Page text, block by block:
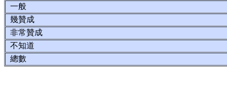
一般
幾贊成
非常贊成
不知道
總數